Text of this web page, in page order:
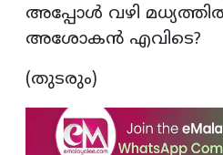
അപ്പോൾ വഴി
അശോകൻ എവിടെ?
(തുടരും)